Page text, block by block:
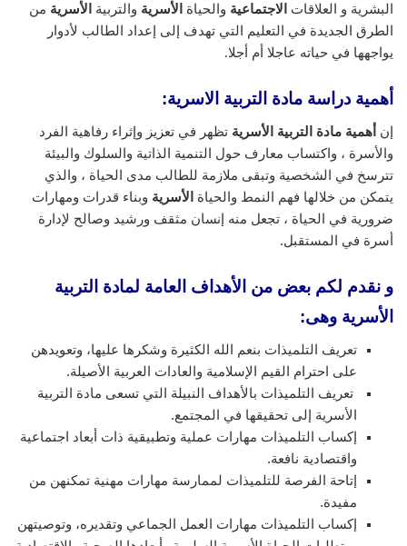
البشرية و العلاقات
الاجتماعية والحياة الأسرية والتربية الأسرية من
الطرق الجديدة في التعليم التي تهدف إلى إعداد الطالب لأدوار
يواجهها في حياته عاجلا أم أجلا.
أهمية دراسة مادة التربية الاسرية:
إن أهمية مادة التربية الأسرية تظهر في تعزيز وإثراء رفاهية الفرد
والأسرة ، واكتساب معارف حول التنمية الذاتية والسلوك والبيئة
تترسخ في الشخصية وتبقى ملازمة للطالب مدى الحياة ، والذي
يتمكن من خلالها فهم النمط والحياة الأسرية وبناء قدرات ومهارات
ضرورية في الحياة ، تجعل منه إنسان مثقف ورشيد وصالح لإدارة
أسرة في المستقبل.
و نقدم لكم بعض من الأهداف العامة لمادة التربية
الأسرية وهى:
تعريف التلميذات بنعم الله الكثيرة وشكرها عليها، وتعويدهن
على احترام القيم الإسلامية والعادات العربية الأصيلة.
تعريف التلميذات بالأهداف النبيلة التي تسعى مادة التربية
الأسرية إلى تحقيقها في المجتمع.
إكساب التلميذات مهارات عملية وتطبيقية ذات أبعاد اجتماعية
واقتصادية نافعة.
إتاحة الفرصة للتلميذات لممارسة مهارات مهنية تمكنهن من
مفيدة.
إكساب التلميذات مهارات العمل الجماعي وتقديره، وتوصيتهن